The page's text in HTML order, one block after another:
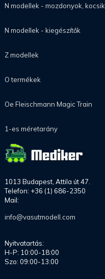
N modellek - mozdonyok, kocsik
N modellek - kiegészítők
Z modellek
O termékek
Oe Fleischmann Magic Train
1-es méretarány
1013 Budapest, Attila út 47.
Telefon: +36 (1) 686-2350
Mail:
info@vasutmodell.com
Nyitvatartás:
H-P: 10:00-18:00
Szo: 09:00-13:00